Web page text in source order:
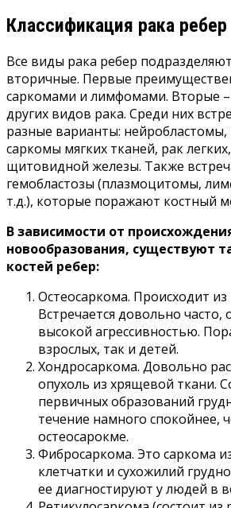
Классификация рака ребер
Все виды рака ребер
вторичные. Первые
саркомами и лимфомами. Вторые –
других видов рака. Среди них
разные варианты:
саркомы мягких тканей, рак
щитовидной железы. Также
гемобластозы (плазмоцитомы,
т.д.), которые поражают костный
В зависимости от
новообразования, существуют
костей ребер:
Остеосаркома. Происходит из
Встречается довольно часто,
высокой агрессивностью.
взрослых, так и детей.
Хондросаркома. Довольно
опухоль из хрящевой ткани.
первичных образований
течение намного спокойнее,
остеосарокме.
Фибросаркома. Это саркома
клетчатки и сухожилий
ее диагностируют у людей в